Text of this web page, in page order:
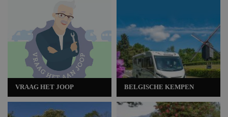
VRAAG HET JOOP BELGISCHE KEMPEN